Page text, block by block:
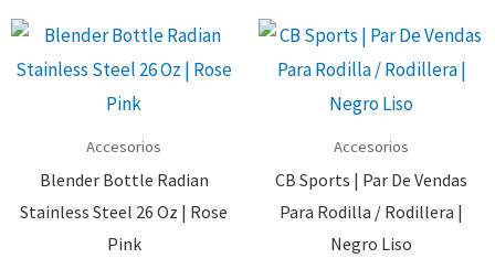
Accesorios
Blender Bottle Radian
Stainless Steel 26 Oz | Rose
Pink
Accesorios
CB Sports | Par De Vendas
Para Rodilla / Rodillera |
Negro Liso